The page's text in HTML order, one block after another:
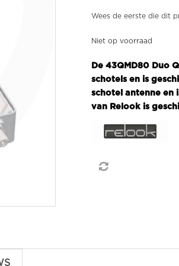
Wees de eerste die dit
Niet op voorraad
De 43QMD80 Duo
schotels en is
schotel antenne en
van Relook is